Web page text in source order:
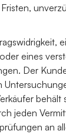
eines
Der
behält
jeden
an